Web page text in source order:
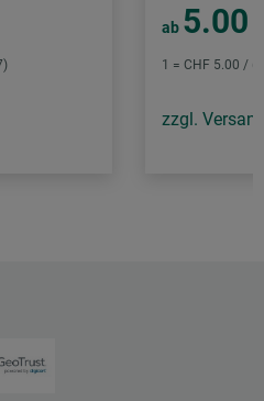
ab 5.00
1 = CHF 5.00 /
zzgl.